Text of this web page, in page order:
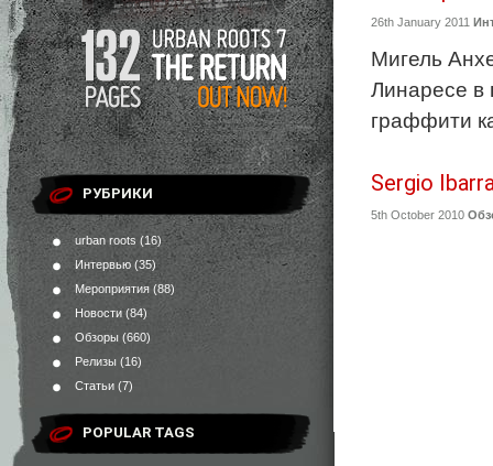
РУБРИКИ
urban roots (16)
Интервью (35)
Мероприятия (88)
Новости (84)
Обзоры (660)
Релизы (16)
Статьи (7)
POPULAR TAGS
26th January 2011
Мигель
Линаресе в
граффити
Sergio
5th October 2010